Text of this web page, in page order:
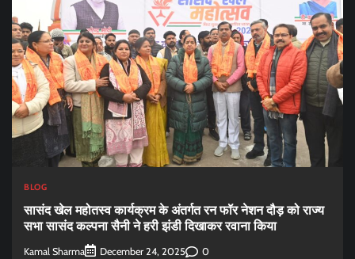
BLOG
सासंद खेल महोतस्व कार्यक्रम के अंतर्गत रन फॉर नेशन दौड़ को राज्य
सभा सासंद कल्पना सैनी ने हरी झंडी दिखाकर रवाना किया
Kamal Sharma December 24, 2025 0